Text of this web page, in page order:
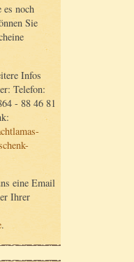
noch
Sie
Infos
Telefon:
- 88 46 81
eine Email
Ihrer
.